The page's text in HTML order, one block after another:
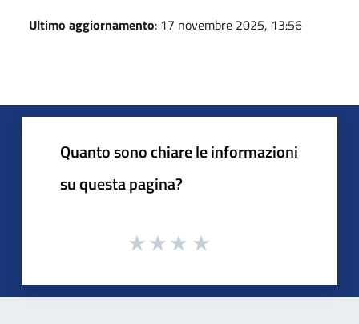
Ultimo aggiornamento: 17 novembre 2025, 13:56
Quanto sono chiare le informazioni
su questa pagina?